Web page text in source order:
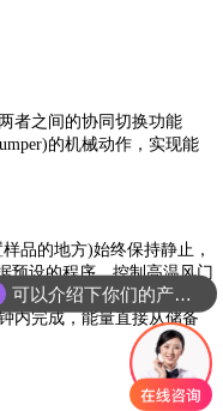
之间的协同切换功能
的机械动作，实现能
的地方)始终保持静止，
预设的程序，控制高温风门
冷风门，开启热风门;需要
内完成，能量直接从储备
可以介绍下你们的产品么
你们是怎么收费的呢